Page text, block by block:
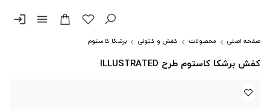
menu
login
صفحه اصلی محصولات کفش و کتونی برشکا کاستوم
کفش برشکا کاستوم طرح ILLUSTRATED